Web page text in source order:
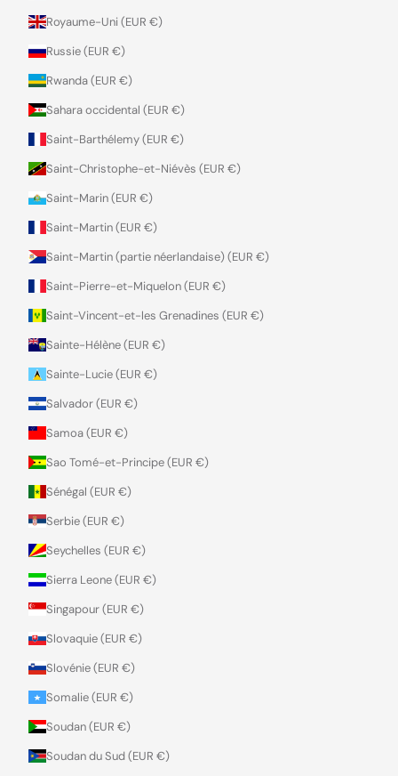
Royaume-Uni (EUR €)
Russie (EUR €)
Rwanda (EUR €)
Sahara occidental (EUR €)
Saint-Barthélemy (EUR €)
Saint-Christophe-et-Niévès (EUR €)
Saint-Marin (EUR €)
Saint-Martin (EUR €)
Saint-Martin (partie néerlandaise) (EUR €)
Saint-Pierre-et-Miquelon (EUR €)
Saint-Vincent-et-les Grenadines (EUR €)
Sainte-Hélène (EUR €)
Sainte-Lucie (EUR €)
Salvador (EUR €)
Samoa (EUR €)
Sao Tomé-et-Principe (EUR €)
Sénégal (EUR €)
Serbie (EUR €)
Seychelles (EUR €)
Sierra Leone (EUR €)
Singapour (EUR €)
Slovaquie (EUR €)
Slovénie (EUR €)
Somalie (EUR €)
Soudan (EUR €)
Soudan du Sud (EUR €)